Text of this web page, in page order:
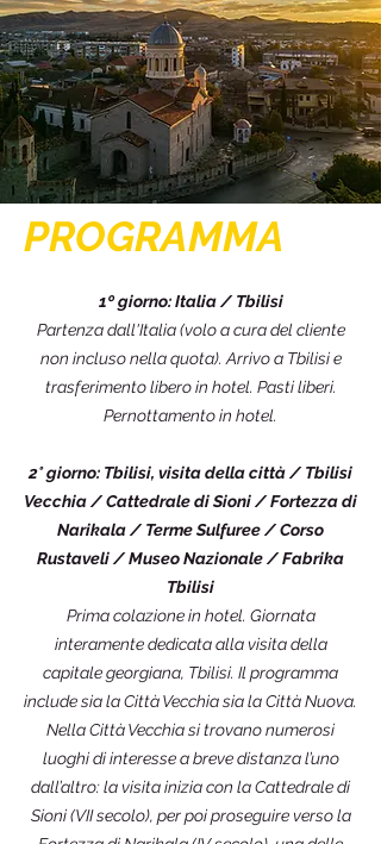
PROGRAMMA
1º giorno: Italia / Tbilisi
Partenza dall'Italia (volo a cura del cliente
non incluso nella quota). Arrivo a Tbilisi e
trasferimento libero in hotel. Pasti liberi.
Pernottamento in hotel.
2° giorno: Tbilisi, visita della città / Tbilisi
Vecchia / Cattedrale di Sioni / Fortezza di
Narikala / Terme Sulfuree / Corso
Rustaveli / Museo Nazionale / Fabrika
Tbilisi
Prima colazione in hotel. Giornata
interamente dedicata alla visita della
capitale georgiana, Tbilisi. Il programma
include sia la Città Vecchia sia la Città Nuova.
Nella Città Vecchia si trovano numerosi
luoghi di interesse a breve distanza l’uno
dall’altro: la visita inizia con la Cattedrale di
Sioni (VII secolo), per poi proseguire verso la